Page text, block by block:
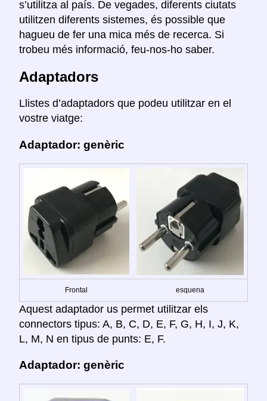
s’utilitza al país. De vegades, diferents ciutats
utilitzen diferents sistemes, és possible que
hagueu de fer una mica més de recerca. Si
trobeu més informació, feu-nos-ho saber.
Adaptadors
Llistes d’adaptadors que podeu utilitzar en el
vostre viatge:
Adaptador: genèric
Frontal esquena
Aquest adaptador us permet utilitzar els
connectors tipus: A, B, C, D, E, F, G, H, I, J, K,
L, M, N en tipus de punts: E, F.
Adaptador: genèric